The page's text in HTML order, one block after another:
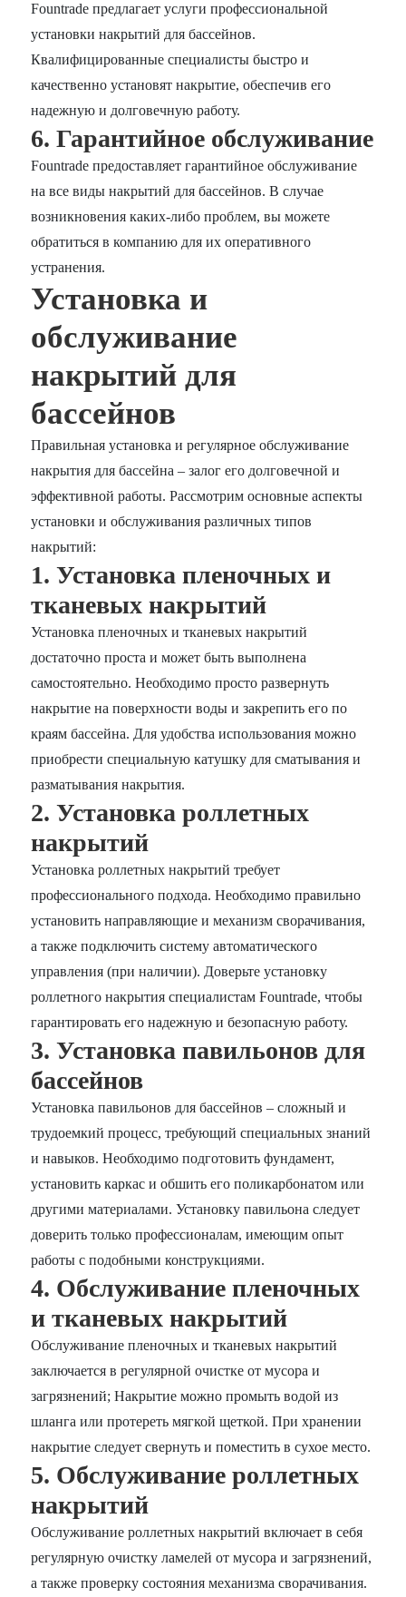
Fountrade предлагает услуги профессиональной
установки накрытий для бассейнов.
Квалифицированные специалисты быстро и
качественно установят накрытие, обеспечив его
надежную и долговечную работу.
6. Гарантийное обслуживание
Fountrade предоставляет гарантийное обслуживание
на все виды накрытий для бассейнов. В случае
возникновения каких-либо проблем, вы можете
обратиться в компанию для их оперативного
устранения.
Установка и
обслуживание
накрытий для
бассейнов
Правильная установка и регулярное обслуживание
накрытия для бассейна – залог его долговечной и
эффективной работы. Рассмотрим основные аспекты
установки и обслуживания различных типов
накрытий:
1. Установка пленочных и
тканевых накрытий
Установка пленочных и тканевых накрытий
достаточно проста и может быть выполнена
самостоятельно. Необходимо просто развернуть
накрытие на поверхности воды и закрепить его по
краям бассейна. Для удобства использования можно
приобрести специальную катушку для сматывания и
разматывания накрытия.
2. Установка роллетных
накрытий
Установка роллетных накрытий требует
профессионального подхода. Необходимо правильно
установить направляющие и механизм сворачивания,
а также подключить систему автоматического
управления (при наличии). Доверьте установку
роллетного накрытия специалистам Fountrade, чтобы
гарантировать его надежную и безопасную работу.
3. Установка павильонов для
бассейнов
Установка павильонов для бассейнов – сложный и
трудоемкий процесс, требующий специальных знаний
и навыков. Необходимо подготовить фундамент,
установить каркас и обшить его поликарбонатом или
другими материалами. Установку павильона следует
доверить только профессионалам, имеющим опыт
работы с подобными конструкциями.
4. Обслуживание пленочных
и тканевых накрытий
Обслуживание пленочных и тканевых накрытий
заключается в регулярной очистке от мусора и
загрязнений; Накрытие можно промыть водой из
шланга или протереть мягкой щеткой. При хранении
накрытие следует свернуть и поместить в сухое место.
5. Обслуживание роллетных
накрытий
Обслуживание роллетных накрытий включает в себя
регулярную очистку ламелей от мусора и загрязнений,
а также проверку состояния механизма сворачивания.